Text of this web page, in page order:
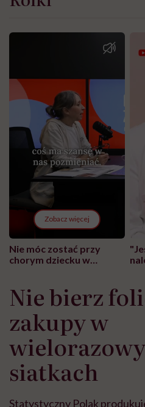
Zobacz więcej
Nie móc zostać przy
chorym dziecku w
może chyba tylko
głupota i brak
wyobraźni"
Nie bierz
zakupy w
siatkach
Statystyczny Polak